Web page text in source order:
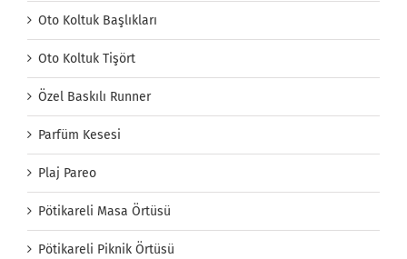
Oto Koltuk Başlıkları
Oto Koltuk Tişört
Özel Baskılı Runner
Parfüm Kesesi
Plaj Pareo
Pötikareli Masa Örtüsü
Pötikareli Piknik Örtüsü